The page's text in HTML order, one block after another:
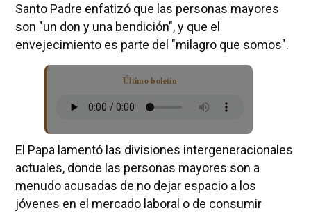
Santo Padre enfatizó que las personas mayores
son "un don y una bendición", y que el
envejecimiento es parte del "milagro que somos".
Último boletín
El Papa lamentó las divisiones intergeneracionales
actuales, donde las personas mayores son a
menudo acusadas de no dejar espacio a los
jóvenes en el mercado laboral o de consumir